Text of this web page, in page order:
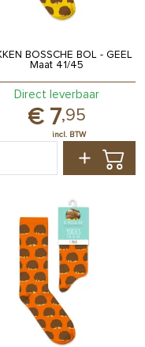
BOSSCHE BOL - GEEL
Maat 41/45
7,95
Direct leverbaar